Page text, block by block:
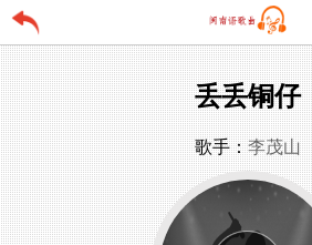
丢丢铜仔
歌手：李茂山